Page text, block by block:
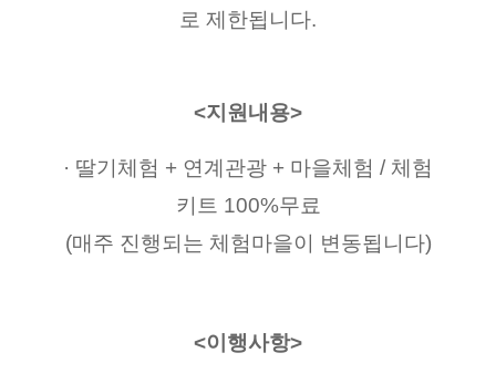
로 제한됩니다.
<지원내용>
· 딸기체험 + 연계관광 + 마을체험 / 체험
키트 100%무료
(매주 진행되는 체험마을이 변동됩니다)
<이행사항>